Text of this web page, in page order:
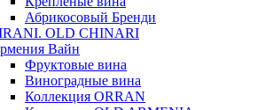
Абрикосовый Бренди
OLD CHINARI
Вайн
Фруктовые вина
Виноградные вина
Коллекция ORRAN